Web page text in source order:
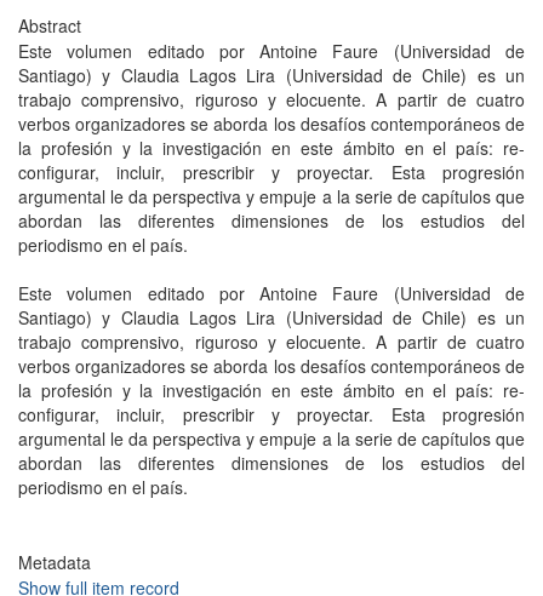
Abstract
Este volumen editado por Antoine Faure (Universidad de
Santiago) y Claudia Lagos Lira (Universidad de Chile) es un
trabajo comprensivo, riguroso y elocuente. A partir de cuatro
verbos organizadores se aborda los desafíos contemporáneos de
la profesión y la investigación en este ámbito en el país: re-
configurar, incluir, prescribir y proyectar. Esta progresión
argumental le da perspectiva y empuje a la serie de capítulos que
abordan las diferentes dimensiones de los estudios del
periodismo en el país.
Este volumen editado por Antoine Faure (Universidad de
Santiago) y Claudia Lagos Lira (Universidad de Chile) es un
trabajo comprensivo, riguroso y elocuente. A partir de cuatro
verbos organizadores se aborda los desafíos contemporáneos de
la profesión y la investigación en este ámbito en el país: re-
configurar, incluir, prescribir y proyectar. Esta progresión
argumental le da perspectiva y empuje a la serie de capítulos que
abordan las diferentes dimensiones de los estudios del
periodismo en el país.
Metadata
Show full item record